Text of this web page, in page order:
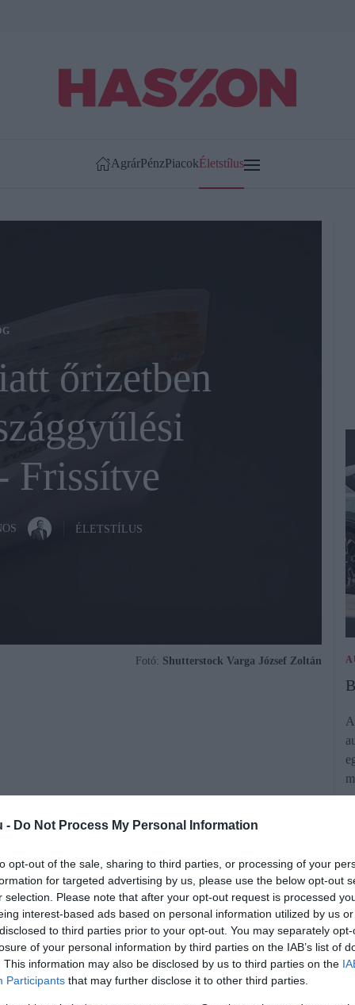
- Do Not Process My Personal Information
opt-out of the sale, sharing to third parties, or processing of your
for targeted advertising by us, please use the below opt-out
selection. Please note that after your opt-out request is processed
interest-based ads based on personal information utilized by us
to third parties prior to your opt-out. You may separately
of your personal information by third parties on the IAB’s list of
This information may also be disclosed by us to third parties on the
Participants that may further disclose it to other third parties.
AgrárPénzPiacokÉletstílus
őrizetben
Frissítve
ÉLETSTÍLUS
Fotó: Shutterstock Varga József Zoltán
képviselő lakóhelyén végzett
hallgatta ki a politikust.